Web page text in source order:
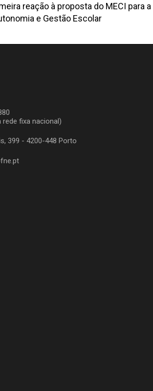
reação à proposta do MECI para
e Gestão Escolar
rede fixa nacional)
399 - 4200-448 Porto